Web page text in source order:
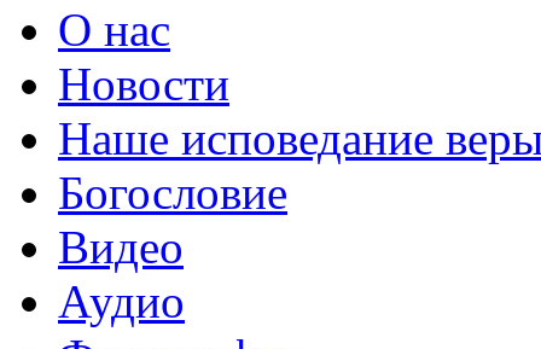
О нас
Новости
Наше исповедание
Богословие
Видео
Аудио